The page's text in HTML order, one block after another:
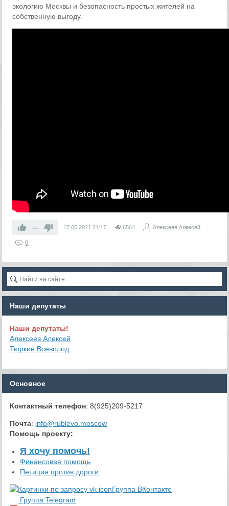
экологию Москвы и безопасность простых жителей на
собственную выгоду.
— 17.05.2021 21:17 6564 Алексеев Алексей
0
Наши депутаты
Наши депутаты!
Алексеев Алексей
Тюркин Всеволод
Основное
Контактный телефон: 8(925)209-5217
Почта: info@rublevo.moscow
Помощь проекту:
Я хочу помочь!
Финансовая помощь
Петиция против дороги
Группа ВКонтакте
Группа Telegram